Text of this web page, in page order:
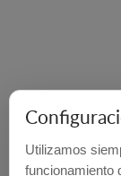
Utilizamos
funcionamiento